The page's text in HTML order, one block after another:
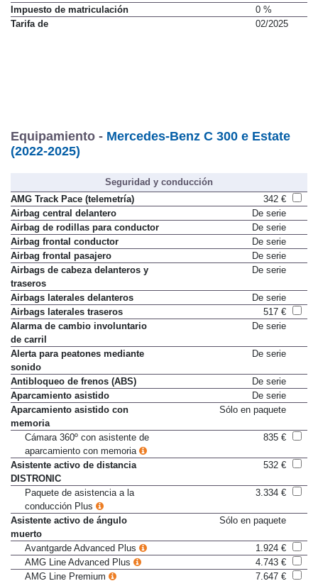
IVA
21 %
Impuesto de matriculación
0 %
Equipamiento -
(2022-2025)
Seguridad y conducción
AMG Track Pace (telemetría)
342 €
Airbag central delantero
De serie
Airbag de rodillas para conductor
De serie
Airbag frontal conductor
De serie
Airbag frontal pasajero
De serie
Airbags de cabeza delanteros y
traseros
Airbags laterales delanteros
De serie
Airbags laterales traseros
517 €
Alarma de cambio involuntario
de carril
Alerta para peatones mediante
sonido
Antibloqueo de frenos (ABS)
De serie
Aparcamiento asistido
De serie
Aparcamiento asistido con
memoria
Cámara 360º con asistente de
aparcamiento con memoria
Asistente activo de distancia
DISTRONIC
Paquete de asistencia a la
conducción Plus
Asistente activo de ángulo
muerto
Avantgarde Advanced Plus
1.924 €
AMG Line Advanced Plus
4.743 €